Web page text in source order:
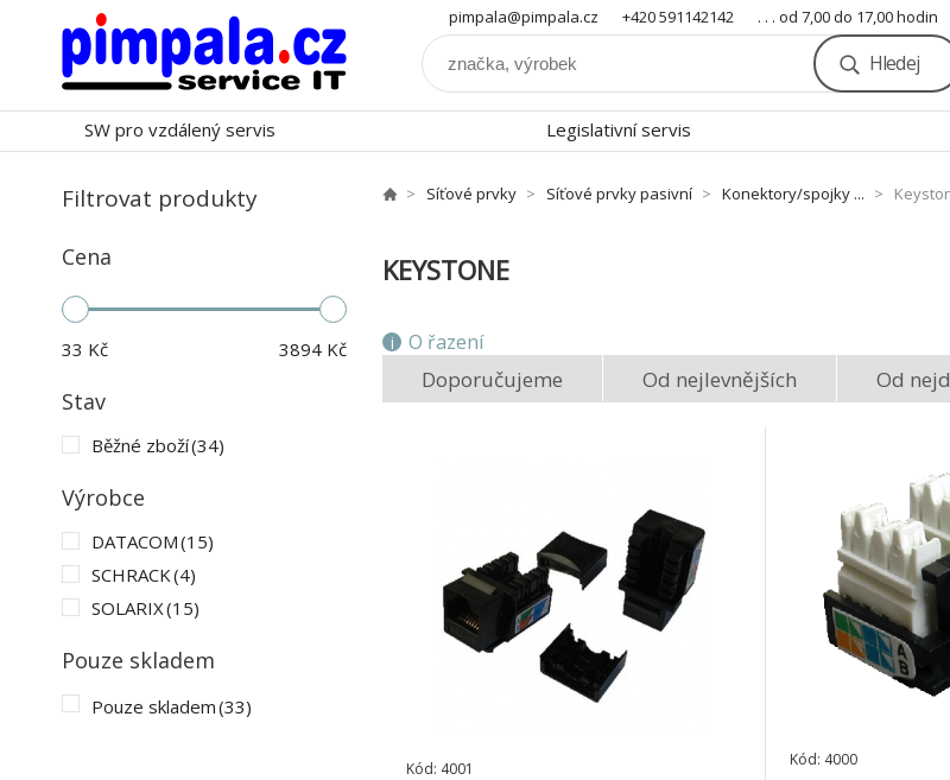
pimpala@pimpala.cz +420 591142142 . . . od 7,00 do 17,00 hodin
Hledej
SW pro vzdálený servis Legislativní servis
Filtrovat produkty
Cena
33 Kč 3894 Kč
Stav
Běžné zboží(34)
Výrobce
DATACOM(15)
SCHRACK(4)
SOLARIX(15)
Pouze skladem
Pouze skladem(33)
Síťové prvky Síťové prvky pasivní Konektory/spojky ...
KEYSTONE
O řazení
Doporučujeme Od nejlevnějších Od
Kód: 4001 Kód: 4000